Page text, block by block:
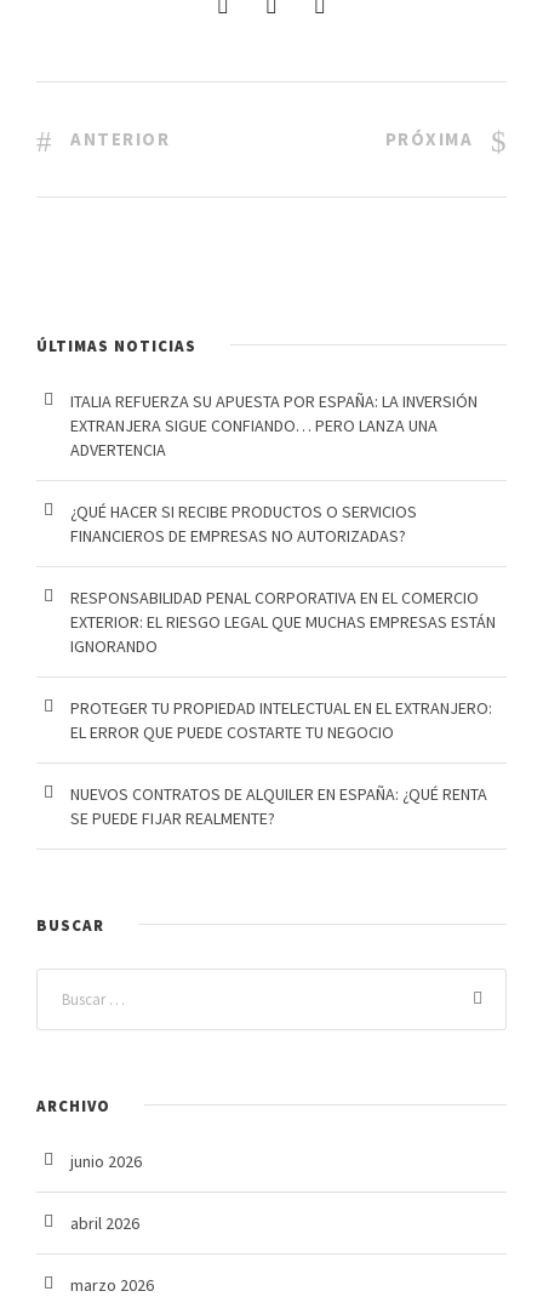
ANTERIOR PRÓXIMA
ÚLTIMAS NOTICIAS
ITALIA REFUERZA SU APUESTA POR ESPAÑA: LA INVERSIÓN
EXTRANJERA SIGUE CONFIANDO… PERO LANZA UNA
ADVERTENCIA
¿QUÉ HACER SI RECIBE PRODUCTOS O SERVICIOS
FINANCIEROS DE EMPRESAS NO AUTORIZADAS?
RESPONSABILIDAD PENAL CORPORATIVA EN EL COMERCIO
EXTERIOR: EL RIESGO LEGAL QUE MUCHAS EMPRESAS ESTÁN
IGNORANDO
PROTEGER TU PROPIEDAD INTELECTUAL EN EL EXTRANJERO:
EL ERROR QUE PUEDE COSTARTE TU NEGOCIO
NUEVOS CONTRATOS DE ALQUILER EN ESPAÑA: ¿QUÉ RENTA
SE PUEDE FIJAR REALMENTE?
BUSCAR
ARCHIVO
junio 2026
abril 2026
marzo 2026